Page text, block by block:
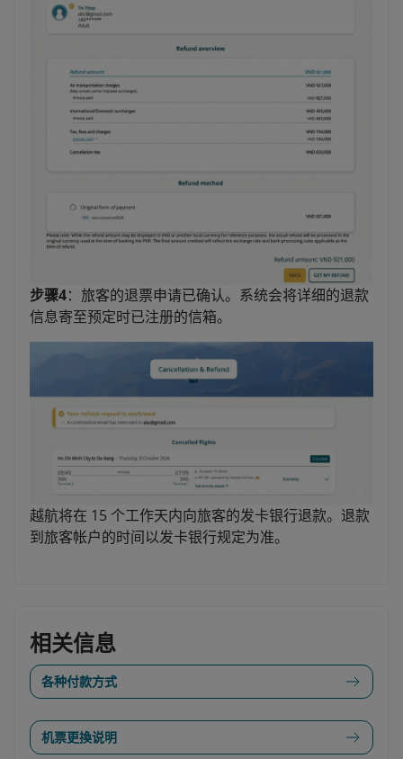
步骤4：旅客的退票申请已确认。系统会将详细的退款
信息寄至预定时已注册的信箱。
越航将在 15 个工作天内向旅客的发卡银行退款。退款
到旅客帐户的时间以发卡银行规定为准。
相关信息
各种付款方式
机票更換说明